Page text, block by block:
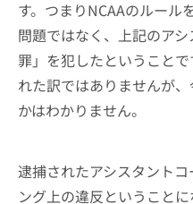
す。つまりNCAAのルール
問題ではなく、上記のア
罪」を犯したということ
れた訳ではありませんが
かはわかりません。
逮捕されたアシスタント
ング上の違反ということ